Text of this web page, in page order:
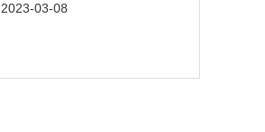
2023-03-08